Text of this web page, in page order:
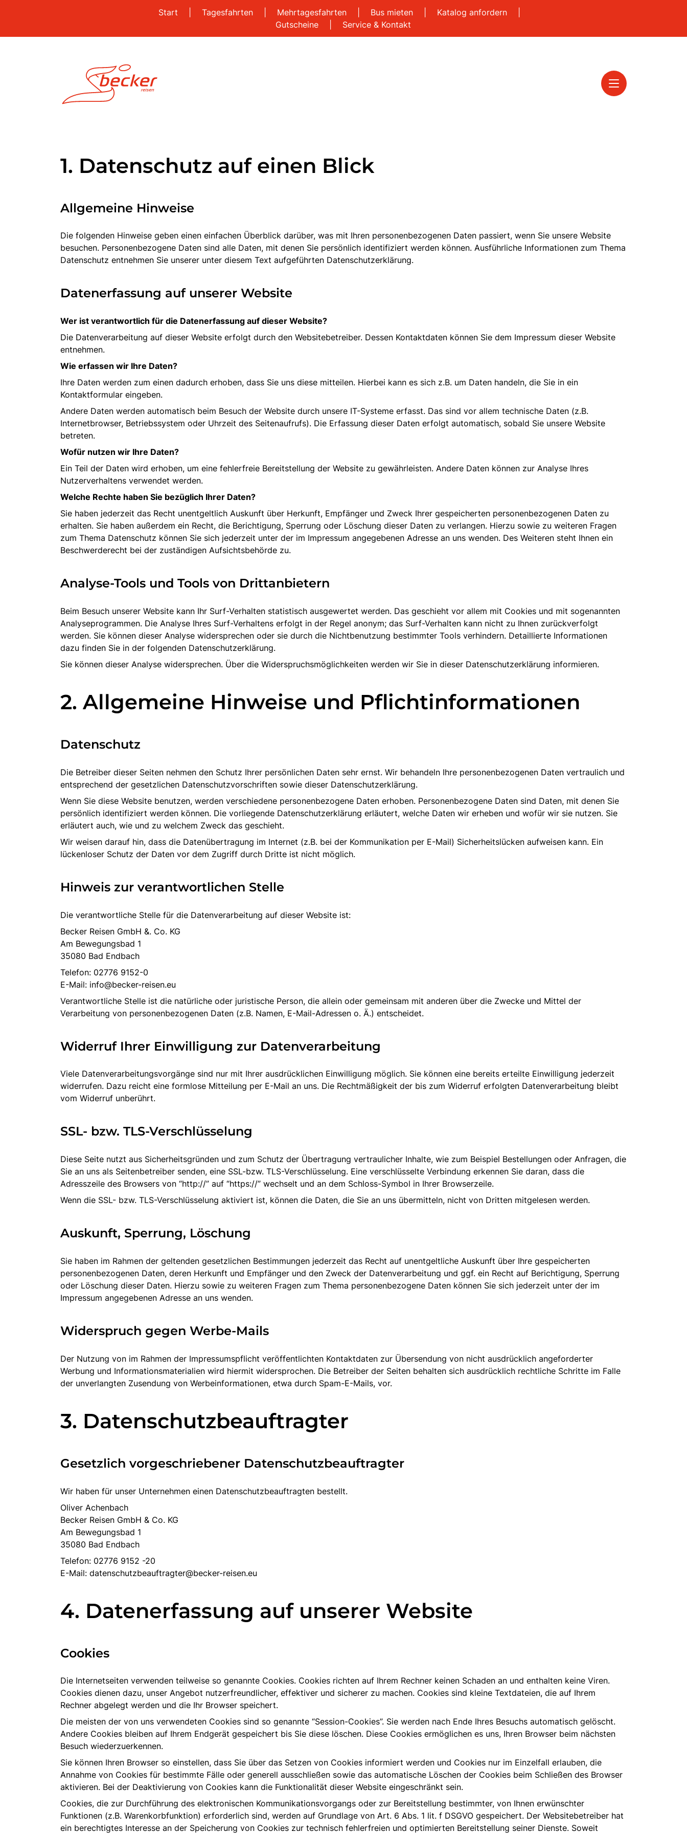
Start Tagesfahrten Mehrtagesfahrten Bus mieten Katalog anfordern
Gutscheine
Service & Kontakt
1. Datenschutz auf einen Blick
Allgemeine Hinweise
Die folgenden Hinweise geben einen einfachen Überblick darüber, was mit Ihren personenbezogenen Daten passiert, wenn Sie unsere Website
besuchen. Personenbezogene Daten sind alle Daten, mit denen Sie persönlich identifiziert werden können. Ausführliche Informationen zum Thema
Datenschutz entnehmen Sie unserer unter diesem Text aufgeführten Datenschutzerklärung.
Datenerfassung auf unserer Website
Wer ist verantwortlich für die Datenerfassung auf dieser Website?
Die Datenverarbeitung auf dieser Website erfolgt durch den Websitebetreiber. Dessen Kontaktdaten können Sie dem Impressum dieser Website
entnehmen.
Wie erfassen wir Ihre Daten?
Ihre Daten werden zum einen dadurch erhoben, dass Sie uns diese mitteilen. Hierbei kann es sich z.B. um Daten handeln, die Sie in ein
Kontaktformular eingeben.
Andere Daten werden automatisch beim Besuch der Website durch unsere IT-Systeme erfasst. Das sind vor allem technische Daten (z.B.
Internetbrowser, Betriebssystem oder Uhrzeit des Seitenaufrufs). Die Erfassung dieser Daten erfolgt automatisch, sobald Sie unsere Website
betreten.
Wofür nutzen wir Ihre Daten?
Ein Teil der Daten wird erhoben, um eine fehlerfreie Bereitstellung der Website zu gewährleisten. Andere Daten können zur Analyse Ihres
Nutzerverhaltens verwendet werden.
Welche Rechte haben Sie bezüglich Ihrer Daten?
Sie haben jederzeit das Recht unentgeltlich Auskunft über Herkunft, Empfänger und Zweck Ihrer gespeicherten personenbezogenen Daten zu
erhalten. Sie haben außerdem ein Recht, die Berichtigung, Sperrung oder Löschung dieser Daten zu verlangen. Hierzu sowie zu weiteren Fragen
zum Thema Datenschutz können Sie sich jederzeit unter der im Impressum angegebenen Adresse an uns wenden. Des Weiteren steht Ihnen ein
Beschwerderecht bei der zuständigen Aufsichtsbehörde zu.
Analyse-Tools und Tools von Drittanbietern
Beim Besuch unserer Website kann Ihr Surf-Verhalten statistisch ausgewertet werden. Das geschieht vor allem mit Cookies und mit sogenannten
Analyseprogrammen. Die Analyse Ihres Surf-Verhaltens erfolgt in der Regel anonym; das Surf-Verhalten kann nicht zu Ihnen zurückverfolgt
werden. Sie können dieser Analyse widersprechen oder sie durch die Nichtbenutzung bestimmter Tools verhindern. Detaillierte Informationen
dazu finden Sie in der folgenden Datenschutzerklärung.
Sie können dieser Analyse widersprechen. Über die Widerspruchsmöglichkeiten werden wir Sie in dieser Datenschutzerklärung informieren.
2. Allgemeine Hinweise und Pflichtinformationen
Datenschutz
Die Betreiber dieser Seiten nehmen den Schutz Ihrer persönlichen Daten sehr ernst. Wir behandeln Ihre personenbezogenen Daten vertraulich und
entsprechend der gesetzlichen Datenschutzvorschriften sowie dieser Datenschutzerklärung.
Wenn Sie diese Website benutzen, werden verschiedene personenbezogene Daten erhoben. Personenbezogene Daten sind Daten, mit denen Sie
persönlich identifiziert werden können. Die vorliegende Datenschutzerklärung erläutert, welche Daten wir erheben und wofür wir sie nutzen. Sie
erläutert auch, wie und zu welchem Zweck das geschieht.
Wir weisen darauf hin, dass die Datenübertragung im Internet (z.B. bei der Kommunikation per E-Mail) Sicherheitslücken aufweisen kann. Ein
lückenloser Schutz der Daten vor dem Zugriff durch Dritte ist nicht möglich.
Hinweis zur verantwortlichen Stelle
Die verantwortliche Stelle für die Datenverarbeitung auf dieser Website ist:
Becker Reisen GmbH &. Co. KG
Am Bewegungsbad 1
35080 Bad Endbach
Telefon: 02776 9152-0
E-Mail: info@becker-reisen.eu
Verantwortliche Stelle ist die natürliche oder juristische Person, die allein oder gemeinsam mit anderen über die Zwecke und Mittel der
Verarbeitung von personenbezogenen Daten (z.B. Namen, E-Mail-Adressen o. Ä.) entscheidet.
Widerruf Ihrer Einwilligung zur Datenverarbeitung
Viele Datenverarbeitungsvorgänge sind nur mit Ihrer ausdrücklichen Einwilligung möglich. Sie können eine bereits erteilte Einwilligung jederzeit
widerrufen. Dazu reicht eine formlose Mitteilung per E-Mail an uns. Die Rechtmäßigkeit der bis zum Widerruf erfolgten Datenverarbeitung bleibt
vom Widerruf unberührt.
SSL- bzw. TLS-Verschlüsselung
Diese Seite nutzt aus Sicherheitsgründen und zum Schutz der Übertragung vertraulicher Inhalte, wie zum Beispiel Bestellungen oder Anfragen, die
Sie an uns als Seitenbetreiber senden, eine SSL-bzw. TLS-Verschlüsselung. Eine verschlüsselte Verbindung erkennen Sie daran, dass die
Adresszeile des Browsers von “http://” auf “https://” wechselt und an dem Schloss-Symbol in Ihrer Browserzeile.
Wenn die SSL- bzw. TLS-Verschlüsselung aktiviert ist, können die Daten, die Sie an uns übermitteln, nicht von Dritten mitgelesen werden.
Auskunft, Sperrung, Löschung
Sie haben im Rahmen der geltenden gesetzlichen Bestimmungen jederzeit das Recht auf unentgeltliche Auskunft über Ihre gespeicherten
personenbezogenen Daten, deren Herkunft und Empfänger und den Zweck der Datenverarbeitung und ggf. ein Recht auf Berichtigung, Sperrung
oder Löschung dieser Daten. Hierzu sowie zu weiteren Fragen zum Thema personenbezogene Daten können Sie sich jederzeit unter der im
Impressum angegebenen Adresse an uns wenden.
Widerspruch gegen Werbe-Mails
Der Nutzung von im Rahmen der Impressumspflicht veröffentlichten Kontaktdaten zur Übersendung von nicht ausdrücklich angeforderter
Werbung und Informationsmaterialien wird hiermit widersprochen. Die Betreiber der Seiten behalten sich ausdrücklich rechtliche Schritte im Falle
der unverlangten Zusendung von Werbeinformationen, etwa durch Spam-E-Mails, vor.
3. Datenschutzbeauftragter
Gesetzlich vorgeschriebener Datenschutzbeauftragter
Wir haben für unser Unternehmen einen Datenschutzbeauftragten bestellt.
Oliver Achenbach
Becker Reisen GmbH & Co. KG
Am Bewegungsbad 1
35080 Bad Endbach
Telefon: 02776 9152 -20
E-Mail: datenschutzbeauftragter@becker-reisen.eu
4. Datenerfassung auf unserer Website
Cookies
Die Internetseiten verwenden teilweise so genannte Cookies. Cookies richten auf Ihrem Rechner keinen Schaden an und enthalten keine Viren.
Cookies dienen dazu, unser Angebot nutzerfreundlicher, effektiver und sicherer zu machen. Cookies sind kleine Textdateien, die auf Ihrem
Rechner abgelegt werden und die Ihr Browser speichert.
Die meisten der von uns verwendeten Cookies sind so genannte “Session-Cookies”. Sie werden nach Ende Ihres Besuchs automatisch gelöscht.
Andere Cookies bleiben auf Ihrem Endgerät gespeichert bis Sie diese löschen. Diese Cookies ermöglichen es uns, Ihren Browser beim nächsten
Besuch wiederzuerkennen.
Sie können Ihren Browser so einstellen, dass Sie über das Setzen von Cookies informiert werden und Cookies nur im Einzelfall erlauben, die
Annahme von Cookies für bestimmte Fälle oder generell ausschließen sowie das automatische Löschen der Cookies beim Schließen des Browser
aktivieren. Bei der Deaktivierung von Cookies kann die Funktionalität dieser Website eingeschränkt sein.
Cookies, die zur Durchführung des elektronischen Kommunikationsvorgangs oder zur Bereitstellung bestimmter, von Ihnen erwünschter
Funktionen (z.B. Warenkorbfunktion) erforderlich sind, werden auf Grundlage von Art. 6 Abs. 1 lit. f DSGVO gespeichert. Der Websitebetreiber hat
ein berechtigtes Interesse an der Speicherung von Cookies zur technisch fehlerfreien und optimierten Bereitstellung seiner Dienste. Soweit